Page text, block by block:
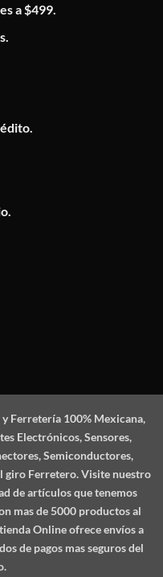
a $499.
Ferretería 100% Mexicana,
Electrónicos, Sensores,
Semiconductores,
giro Ferretero. Visite nuestro
de artículos que tenemos
mas de 5000 productos al
Online ofrece envíos a
de pagos mas seguros del